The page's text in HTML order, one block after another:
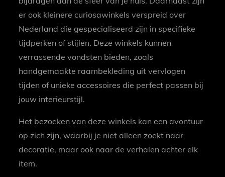
er ook kleinere curiosawinkels verspreid over
Nederland die gespecialiseerd zijn in specifieke
tijdperken of stijlen. Deze winkels kunnen
verrassende vondsten bieden, zoals
handgemaakte raambekleding uit vervlogen
tijden of unieke accessoires die perfect passen bij
jouw interieurstijl.
Het bezoeken van deze winkels kan een avontuur
op zich zijn, waarbij je niet alleen zoekt naar
decoratie, maar ook naar de verhalen achter elk
item.